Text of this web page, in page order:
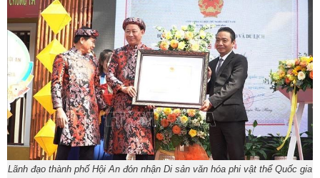
Lãnh đạo thành phố Hội An đón nhận Di sản văn hóa phi vật thể Quốc gia